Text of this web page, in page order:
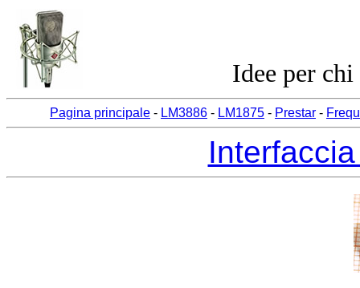
Idee per
Pagina principale - LM3886 - LM1875 - Prestar -